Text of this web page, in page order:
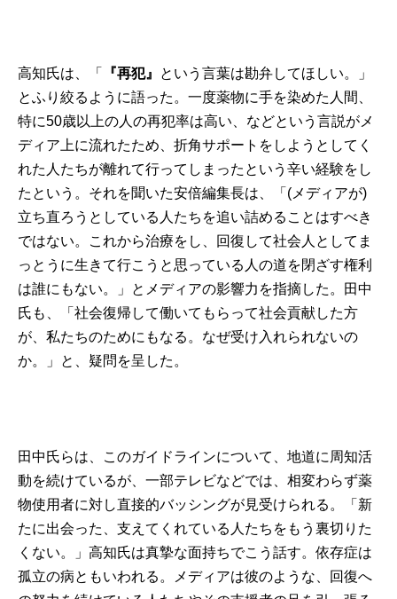
高知氏は、「 『再犯』
という言葉は勘弁してほしい。」
とふり絞るように語った。一度薬物に手を染めた人間、
特に50歳以上の人の再犯率は高い、などという言説がメ
ディア上に流れたため、折角サポートをしようとしてく
れた人たちが離れて行ってしまったという辛い経験をし
たという。それを聞いた安倍編集長は、「(メディアが)
立ち直ろうとしている人たちを追い詰めることはすべき
ではない。これから治療をし、回復して社会人としてま
っとうに生きて行こうと思っている人の道を閉ざす権利
は誰にもない。」とメディアの影響力を指摘した。田中
氏も、「社会復帰して働いてもらって社会貢献した方
が、私たちのためにもなる。なぜ受け入れられないの
か。」と、疑問を呈した。
田中氏らは、このガイドラインについて、地道に周知活
動を続けているが、一部テレビなどでは、相変わらず薬
物使用者に対し直接的バッシングが見受けられる。「新
たに出会った、支えてくれている人たちをもう裏切りた
くない。」高知氏は真摯な面持ちでこう話す。依存症は
孤立の病ともいわれる。メディアは彼のような、回復へ